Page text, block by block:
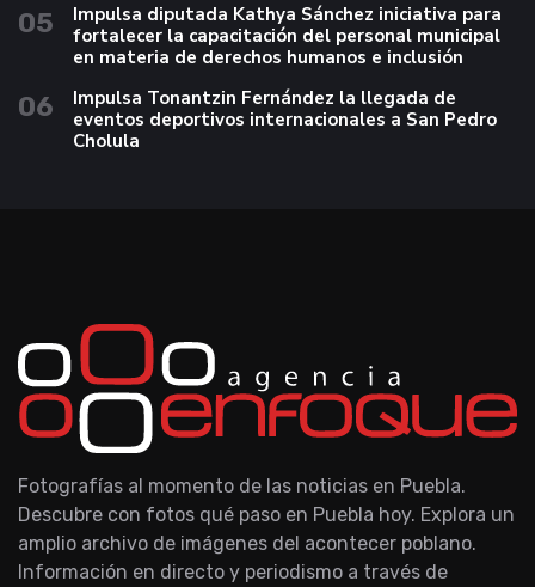
05
Impulsa diputada Kathya Sánchez iniciativa para
fortalecer la capacitación del personal municipal
en materia de derechos humanos e inclusión
06
Impulsa Tonantzin Fernández la llegada de
eventos deportivos internacionales a San Pedro
Cholula
Fotografías al momento de las noticias en Puebla.
Descubre con fotos qué paso en Puebla hoy. Explora un
amplio archivo de imágenes del acontecer poblano.
Información en directo y periodismo a través de